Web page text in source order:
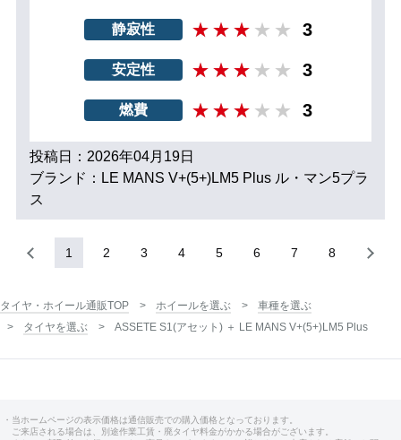
静寂性 3
安定性 3
燃費 3
投稿日：2026年04月19日
ブランド：LE MANS V+(5+)LM5 Plus ル・マン5プラ
ス
1 2 3 4 5 6 7 8
タイヤ・ホイール通販TOP ホイールを選ぶ
車種を選ぶ
タイヤを選ぶ
ASSETE S1(アセット) ＋ LE MANS V+(5+)LM5 Plus
・当ホームページの表示価格は通信販売での購入価格となっております。
ご来店される場合は、別途作業工賃・廃タイヤ料金がかかる場合がございます。